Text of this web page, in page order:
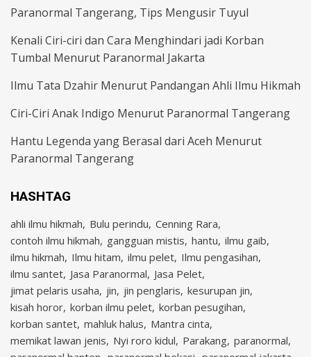
Paranormal Tangerang, Tips Mengusir Tuyul
Kenali Ciri-ciri dan Cara Menghindari jadi Korban
Tumbal Menurut Paranormal Jakarta
Ilmu Tata Dzahir Menurut Pandangan Ahli Ilmu Hikmah
Ciri-Ciri Anak Indigo Menurut Paranormal Tangerang
Hantu Legenda yang Berasal dari Aceh Menurut
Paranormal Tangerang
HASHTAG
ahli ilmu hikmah Bulu perindu Cenning Rara
contoh ilmu hikmah gangguan mistis hantu ilmu gaib
ilmu hikmah Ilmu hitam ilmu pelet Ilmu pengasihan
ilmu santet Jasa Paranormal Jasa Pelet
jimat pelaris usaha jin jin penglaris kesurupan jin
kisah horor korban ilmu pelet korban pesugihan
korban santet mahluk halus Mantra cinta
memikat lawan jenis Nyi roro kidul Parakang paranormal